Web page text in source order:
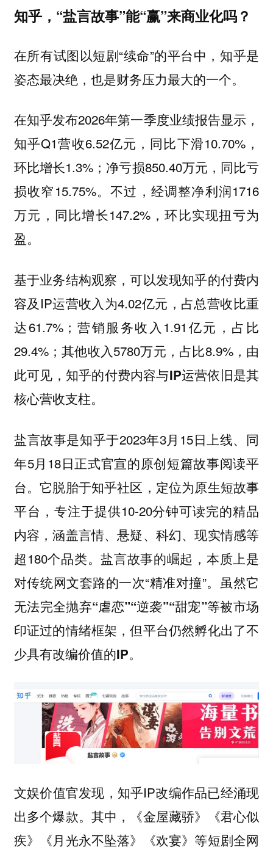
知乎，“盐言故事”能“赢”来商业化吗？
在所有试图以短剧“续命”的平台中，知乎是
姿态最决绝，也是财务压力最大的一个。
在知乎发布2026年第一季度业绩报告显示，
知乎Q1营收6.52亿元，同比下滑10.70%，
环比增长1.3%；净亏损850.40万元，同比亏
损收窄15.75%。不过，经调整净利润1716
万元，同比增长147.2%，环比实现扭亏为
盈。
基于业务结构观察，可以发现知乎的付费内
容及IP运营收入为4.02亿元，占总营收比重
达61.7%；营销服务收入1.91亿元，占比
29.4%；其他收入5780万元，占比8.9%，由
此可见， 知乎的付费内容与IP运营依旧是其
核心营收支柱。
盐言故事是知乎于2023年3月15日上线、同
年5月18日正式官宣的原创短篇故事阅读平
台。它脱胎于知乎社区，定位为原生短故事
平台，专注于提供10-20分钟可读完的精品
内容，涵盖言情、悬疑、科幻、现实情感等
超180个品类。盐言故事的崛起，本质上是
对传统网文套路的一次“精准对撞”。 虽然它
无法完全抛弃“虐恋”“逆袭”“甜宠”等被市场
印证过的情绪框架，但平台仍然孵化出了不
少具有改编价值的IP。
文娱价值官发现，知乎IP改编作品已经涌现
出多个爆款。其中，《金屋藏骄》《君心似
疾》《月光永不坠落》《欢宴》等短剧全网